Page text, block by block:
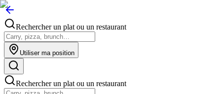
Rechercher un plat ou un restaurant
Utiliser ma position
Rechercher un plat ou un restaurant